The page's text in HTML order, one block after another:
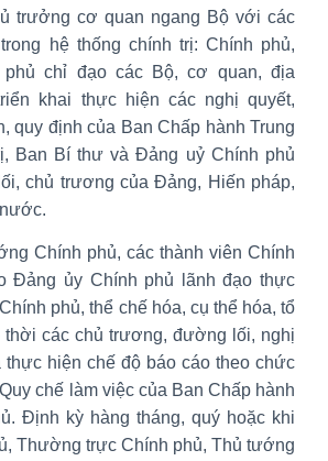
trưởng cơ quan ngang Bộ với các
hệ thống chính trị: Chính phủ,
chỉ đạo các Bộ, cơ quan, địa
khai thực hiện các nghị quyết,
quy định của Ban Chấp hành Trung
Ban Bí thư và Đảng uỷ Chính phủ
chủ trương của Đảng, Hiến pháp,
Chính phủ, các thành viên Chính
Đảng ủy Chính phủ lãnh đạo thực
phủ, thể chế hóa, cụ thể hóa, tổ
các chủ trương, đường lối, nghị
hiện chế độ báo cáo theo chức
chế làm việc của Ban Chấp hành
Định kỳ hàng tháng, quý hoặc khi
Thường trực Chính phủ, Thủ tướng